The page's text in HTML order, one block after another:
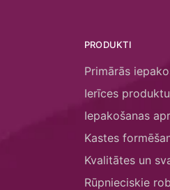
PRODUKTI
Primārās
Ierīces
Iepakošanas
Kastes
Kvalitātes un
Rūpnieciskie